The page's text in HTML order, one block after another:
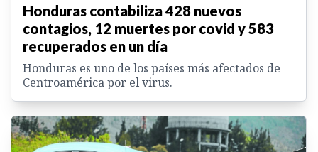
Honduras contabiliza 428 nuevos
contagios, 12 muertes por covid y 583
recuperados en un día
Honduras es uno de los países más afectados de
Centroamérica por el virus.